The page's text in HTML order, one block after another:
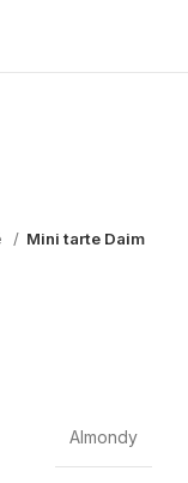
Mini tarte Daim
Almondy